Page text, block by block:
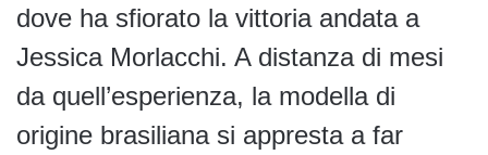
dove ha sfiorato la vittoria andata a
Jessica Morlacchi. A distanza di mesi
da quell’esperienza, la modella di
origine brasiliana si appresta a far